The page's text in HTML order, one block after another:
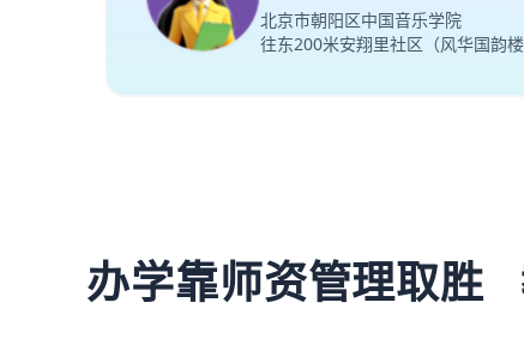
北京市朝阳区中国音乐学院
往东200米安翔里社区（风华国韵楼
办学靠师资管理取胜